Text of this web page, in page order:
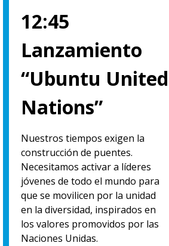
12:45
Lanzamiento
“Ubuntu United
Nations”
Nuestros tiempos exigen la
construcción de puentes.
Necesitamos activar a líderes
jóvenes de todo el mundo para
que se movilicen por la unidad
en la diversidad, inspirados en
los valores promovidos por las
Naciones Unidas.